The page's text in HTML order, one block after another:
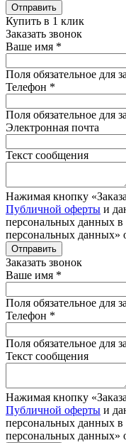
Отправить
Купить в 1 клик
Заказать звонок
Ваше имя *
Поля обязательное для
Телефон *
Поля обязательное для
Электронная почта
Текст сообщения
Нажимая кнопку
Публичной оферты и
персональных данных
персональных данных»
Отправить
Заказать звонок
Ваше имя *
Поля обязательное для
Телефон *
Поля обязательное для
Текст сообщения
Нажимая кнопку
Публичной оферты и
персональных данных
персональных данных»